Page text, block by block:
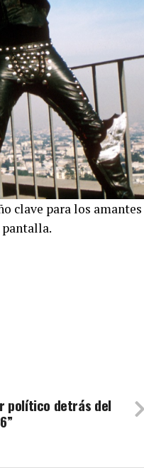
clave para los amantes
pantalla.
político detrás del